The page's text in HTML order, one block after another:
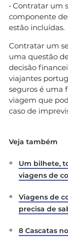
• Contratar um
componente
estão incluídas.
Contratar um
uma questão
decisão
viajantes
seguros é uma
viagem que
caso de
Veja também
Um bilhete,
viagens de
Viagens de
precisa de
8 Cascatas